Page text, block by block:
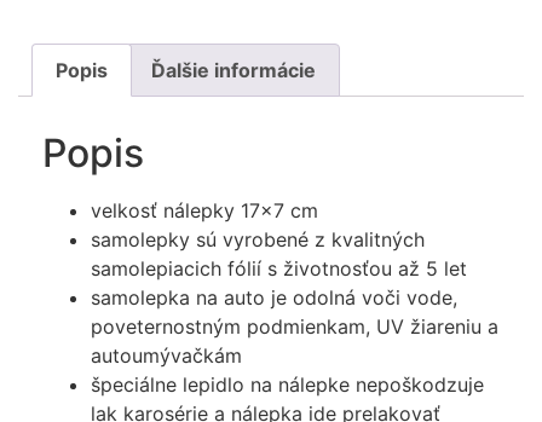
Popis Ďalšie informácie
Popis
velkosť nálepky 17×7 cm
samolepky sú vyrobené z kvalitných
samolepiacich fólií s životnosťou až 5 let
samolepka na auto je odolná voči vode,
poveternostným podmienkam, UV žiareniu a
autoumývačkám
špeciálne lepidlo na nálepke nepoškodzuje
lak karosérie a nálepka ide prelakovať